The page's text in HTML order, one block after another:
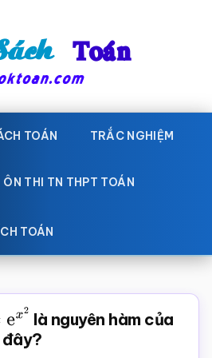
TOÁN TRẮC NGHIỆM
ÔN THI TN THPT TOÁN
TOÁN
2
là nguyên hàm của
đây?